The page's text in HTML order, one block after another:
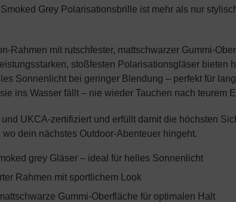
Grey Polarisationsbrille ist mehr als nur
Rahmen mit rutschfester, mattschwarzer Gummi-
stoßfesten Polarisationsgläser
Sonnenlicht bei geringer Blendung – perfekt für
ins Wasser fällt – nie wieder Tauchen nach teurem
UKCA-zertifiziert und erfüllt damit die höchsten
wo dein nächstes Outdoor-Abenteuer hingeht.
grey Gläser – ideal für helles Sonnenlicht
Rahmen mit sportlichem Look
Gummi-Oberfläche für optimalen Halt